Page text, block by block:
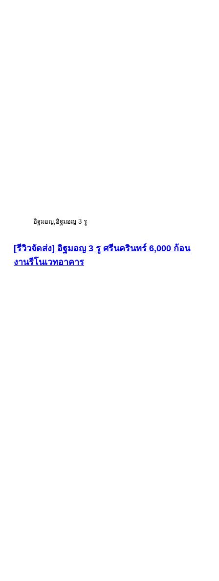
อิฐมอญ อิฐมอญ 3 รู
[รีวิวจัดส่ง] อิฐมอญ 3 รู ศรีนครินทร์ 6,000 ก้อน
งานรีโนเวทอาคาร